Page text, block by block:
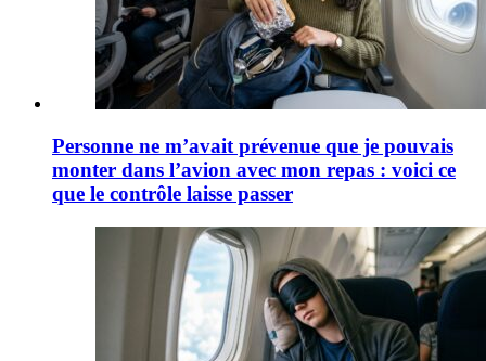
Personne ne m’avait prévenue que je pouvais
monter dans l’avion avec mon repas : voici ce
que le contrôle laisse passer